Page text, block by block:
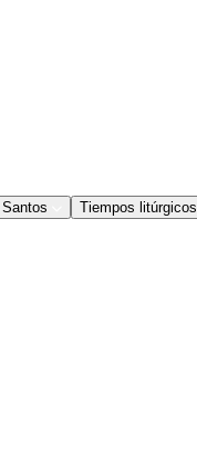
Santos Tiempos litúrgicos